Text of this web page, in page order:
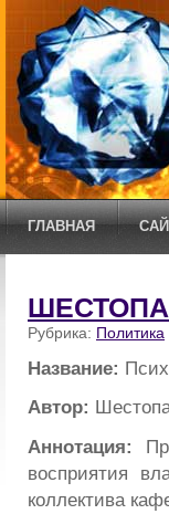
ГЛАВНАЯ
Рубрика: Политика
Название:
Автор:
Аннотация:
восприятия
коллектива